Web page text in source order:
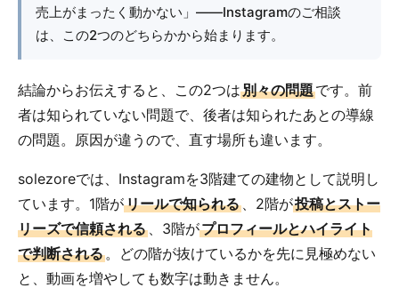
売上がまったく動かない」――Instagramのご相談
は、この2つのどちらかから始まります。
結論からお伝えすると、この2つは別々の問題です。前
者は知られていない問題で、後者は知られたあとの導線
の問題。原因が違うので、直す場所も違います。
solezoreでは、Instagramを3階建ての建物として説明し
ています。1階がリールで知られる 、2階が投稿とストー
リーズで信頼される 、3階がプロフィールとハイライト
で判断される。どの階が抜けているかを先に見極めない
と、動画を増やしても数字は動きません。